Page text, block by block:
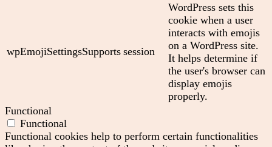
wpEmojiSettingsSupports session
WordPress sets this
cookie when a user
interacts with emojis
on a WordPress site.
It helps determine if
the user's browser can
display emojis
properly.
Functional
Functional
Functional cookies help to perform certain functionalities